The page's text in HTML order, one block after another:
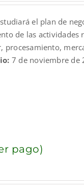
el plan de
de las
7 de noviembre de
pago)